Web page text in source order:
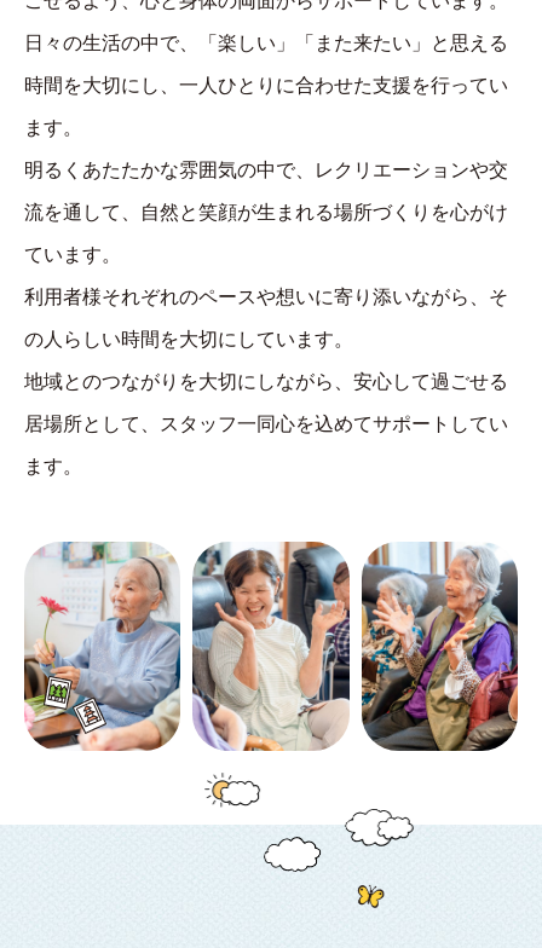
日々の生活の中で、「楽しい」「また来たい」と思える
時間を大切にし、一人ひとりに合わせた支援を行ってい
ます。
明るくあたたかな雰囲気の中で、レクリエーションや交
流を通して、自然と笑顔が生まれる場所づくりを心がけ
ています。
利用者様それぞれのペースや想いに寄り添いながら、そ
の人らしい時間を大切にしています。
地域とのつながりを大切にしながら、安心して過ごせる
居場所として、スタッフ一同心を込めてサポートしてい
ます。